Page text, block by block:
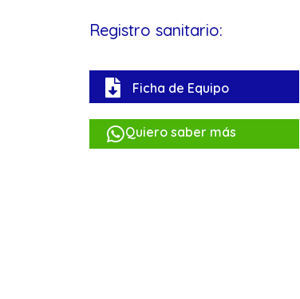
Registro sanitario:
Ficha de Equipo
Quiero saber más